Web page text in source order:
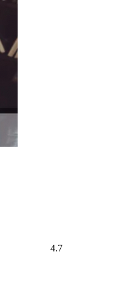
4.7